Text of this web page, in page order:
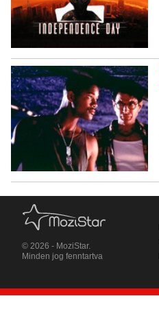
© 2026 - MoziStar.
Minden jog fenntartva